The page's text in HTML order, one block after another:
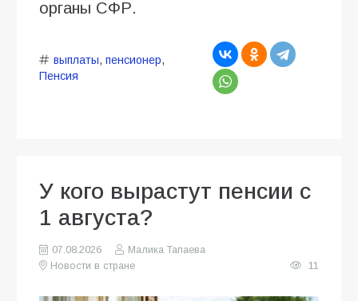
органы СФР.
выплаты, пенсионер,
Пенсия
У кого вырастут пенсии с
1 августа?
07.08.2026
Малика Тапаева
Новости в стране
11